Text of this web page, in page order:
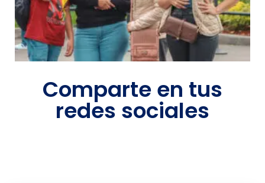
Comparte en tus
redes sociales